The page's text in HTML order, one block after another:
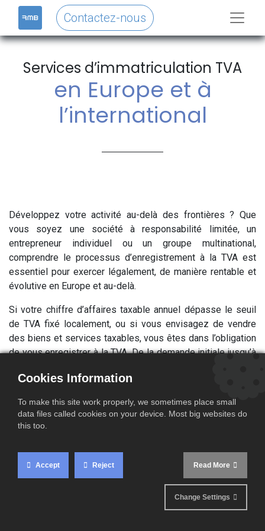
Contactez-nous
Services d’immatriculation TVA
en Europe et à
l’international​
Développez votre activité au-delà des frontières ? Que
vous soyez une société à responsabilité limitée, un
entrepreneur individuel ou un groupe multinational,
comprendre le processus d’enregistrement à la TVA est
essentiel pour exercer légalement, de manière rentable et
évolutive en Europe et au-delà.
Si votre chiffre d’affaires taxable annuel dépasse le seuil
de TVA fixé localement, ou si vous envisagez de vendre
des biens et services taxables, vous êtes dans l’obligation
de vous enregistrer à la TVA. De la demande initiale jusqu’à
accompagne les entreprises dans leur enregistrement, la
l’application de la TVA sur les ventes, et le respect de
chaque régime TVA en vigueur.
Cookies Information
To make this site work properly, we sometimes place small
data files called cookies on your device. Most big websites do
this too.
Accept Reject Read More
Change Settings